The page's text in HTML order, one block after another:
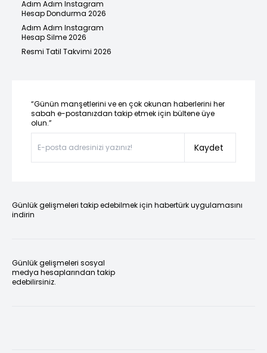
Adım Adım Instagram
Hesap Dondurma 2026
Adım Adım Instagram
Hesap Silme 2026
Resmi Tatil Takvimi 2026
“Günün manşetlerini ve en çok okunan haberlerini her
sabah e-postanızdan takip etmek için bültene üye
olun.”
Kaydet
Günlük gelişmeleri takip edebilmek için habertürk uygulamasını
indirin
Günlük gelişmeleri sosyal
medya hesaplarından takip
edebilirsiniz.